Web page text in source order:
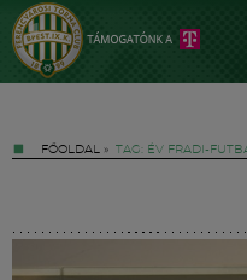
FŐOLDAL » TAG: ÉV FRADI-